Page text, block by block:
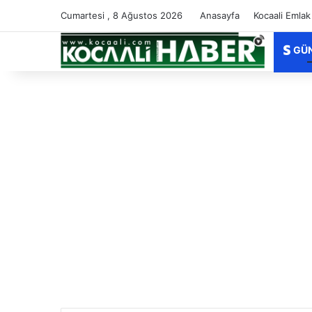
Cumartesi , 8 Ağustos 2026 Anasayfa Kocaali Emlak